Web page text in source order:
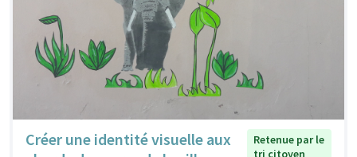
Créer une identité visuelle aux
Retenue par le
tri citoyen